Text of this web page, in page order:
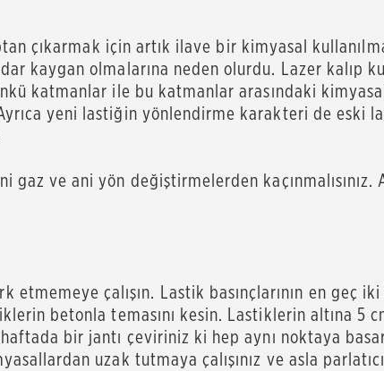
çıkarmak için artık ilave bir kimyasal
kaygan olmalarına neden olurdu. Lazer kalıp
katmanlar ile bu katmanlar arasındaki
yeni lastiğin yönlendirme karakteri de eski
ve ani yön değiştirmelerden kaçınmalısınız.
çalışın. Lastik basınçlarının en geç
betonla temasını kesin. Lastiklerin altına 5
bir jantı çeviriniz ki hep aynı noktaya
uzak tutmaya çalışınız ve asla